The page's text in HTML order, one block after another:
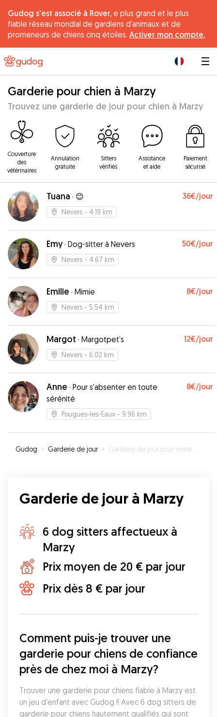
Gudog s'est associé à Rover, e plus grand et le plus
fiable réseau mondial de gardiens d'animaux et de
promeneurs de chiens cinq étoiles. Activer mon compte.
Garderie pour chien à Marzy
Trouvez une garderie de jour pour chien à Marzy
Couverture
des
vétérinaires
Annulation
gratuite
Sitters
vérifiés
Assistance
et aide
Paiement
sécurisé
Tuana · 😊 36€/jour
Nevers - 4.19 km
Emy· Dog-sitter à Nevers 50€/jour
Nevers - 4.67 km
Emilie · Mimie 8€/jour
Nevers - 5.54 km
Margot · Margotpet’s 12€/jour
Nevers - 6.02 km
Anne · Pour s'absenter en toute
sérénité
8€/jour
Pougues-les-Eaux - 9.96 km
Gudog » Garderie de jour » Garderie de jour pour votre chien à Marzy
Garderie de jour à Marzy
6 dog sitters affectueux à
Marzy
Prix moyen de 20 € par jour
Prix dès 8 € par jour
Comment puis-je trouver une
garderie pour chiens de confiance
près de chez moi à Marzy?
Trouver une garderie pour chiens fiable à Marzy est
un jeu d'enfant avec Gudog !! Avec 6 dog sitters de
garderie pour chiens hautement qualifiés qui sont